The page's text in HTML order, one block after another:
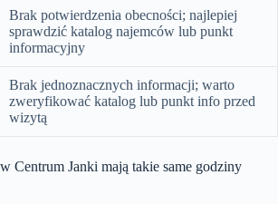
Brak potwierdzenia obecności; najlepiej
sprawdzić katalog najemców lub punkt
informacyjny
Brak jednoznacznych informacji; warto
zweryfikować katalog lub punkt info przed
wizytą
Centrum Janki mają takie same godziny